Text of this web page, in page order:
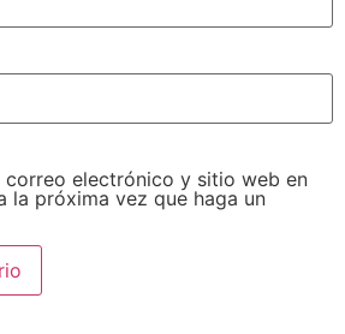
correo electrónico y sitio web en
la próxima vez que haga un